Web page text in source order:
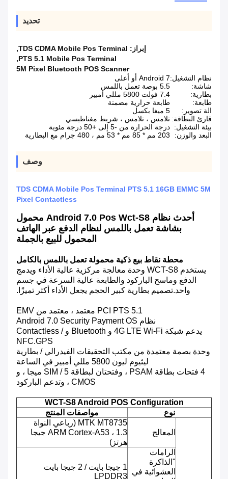
تحديد
إبراز: TDS CDMA Mobile Pos Terminal
,
PTS 5.1 Mobile Pos Terminal
,
5M Pixel Bluetooth POS Scanner
نظام التشغيل:Android 7 أو أعلى
شاشة:
5.5 بوصة تعمل باللمس
بطارية:
7.4 فولت 5800 مللي أمبير
طابعة:
طابعة حرارية مضمنة
الة تصوير:
5 ميغا بكسل
قارئ البطاقة: تلامس ، تلامس ، شريط مغناطيسي
بيئة التشغيل: درجة الحرارة من -5 إلى +50 درجة مئوية
البعد والوزن:
203 مم * 85 مم * 53 مم ، 480 جرام مع البطارية
وصف
TDS CDMA Mobile Pos Terminal PTS 5.1 16GB EMMC 5M
Pixel Contactless
أحدث نظام Android 7.0 Pos Wct-S8 محمول
بشاشة تعمل باللمس لنظام الدفع عبر الهاتف
المحمول للبيع بالجملة
محطة نقاط بيع ذكية محمولة تعمل باللمس بالكامل
يستخدم WCT-S8 وحدة معالجة مركزية عالية الأداء ويدمج
الدفع وماسح الباركود والطابعة عالية السرعة في جسم
واحد.تصميم بطارية كبير الحجم يجعل الأداء أكثر تميزًا.
PCI PTS 5.1 معتمد ، معتمد من EMV
نظام Android 7.0 Security Payment OS
يدعم شبكة 4G LTE Wi-Fi و Bluetooth و Contactless /
NFC.GPS
وحدة بصمة معتمدة من مكتب التحقيقات الفيدرالي / بطارية
ليثيوم ليون 5800 مللي أمبير في الساعة
4 فتحات بطاقة PSAM ، وفتحتان لبطاقة SIM / 5 ميجا ، و
CMOS ، وتدعم الباركود
WCT-S8 Android POS Configuration
نوع
مواصفات المنتج
المعالج
MTK MT8735 (رباعي النواة
ARM Cortex-A53 ، 1.3 جيجا
هرتز)
الرامات
"الذاكرة
العشوائية في
1 جيجا بايت / 2 جيجا بايت
LPDDR3